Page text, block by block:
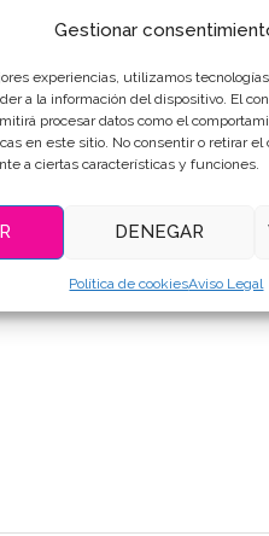
Gestionar
experiencias, utilizamos
a la información del dispositivo. El
procesar datos como el
en este sitio. No consentir o retirar
a ciertas características y funciones.
DENEGAR
Política de cookiesAviso Legal